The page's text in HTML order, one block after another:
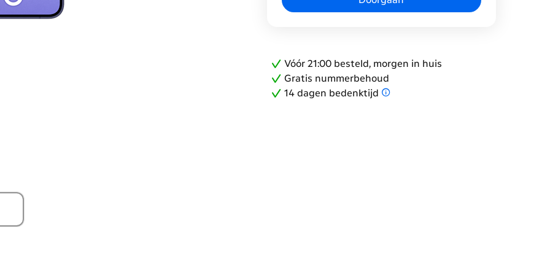
Vóór 21:00 besteld, morgen in huis
Gratis nummerbehoud
14 dagen bedenktijd